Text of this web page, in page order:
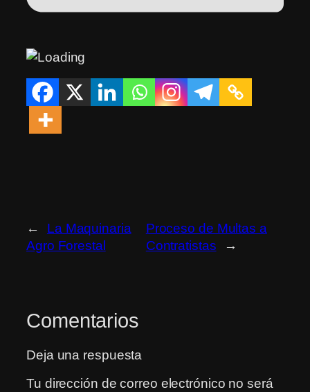
←
La Maquinaria
Agro Forestal
Proceso de Multas a
Contratistas
→
Comentarios
Deja una respuesta
Tu dirección de correo electrónico no será